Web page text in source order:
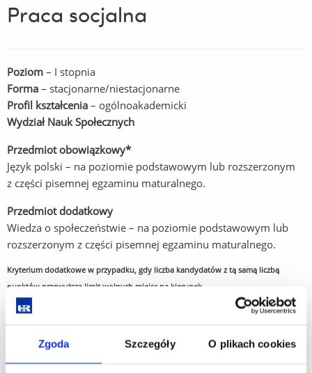
Zgoda Szczegóły O plikach cookies
Praca socjalna
Poziom – I stopnia
Forma – stacjonarne/niestacjonarne
Profil kształcenia – ogólnoakademicki
Wydział Nauk Społecznych
Przedmiot obowiązkowy*
Język polski – na poziomie podstawowym lub rozszerzonym
z części pisemnej egzaminu maturalnego.
Przedmiot dodatkowy
Wiedza o społeczeństwie – na poziomie podstawowym lub
rozszerzonym z części pisemnej egzaminu maturalnego.
Kryterium dodatkowe w przypadku, gdy liczba kandydatów z tą samą liczbą
punktów przewyższa limit wolnych miejsc na kierunek
Język obcy nowożytny – na poziomie podstawowym lub rozszerzonym z części